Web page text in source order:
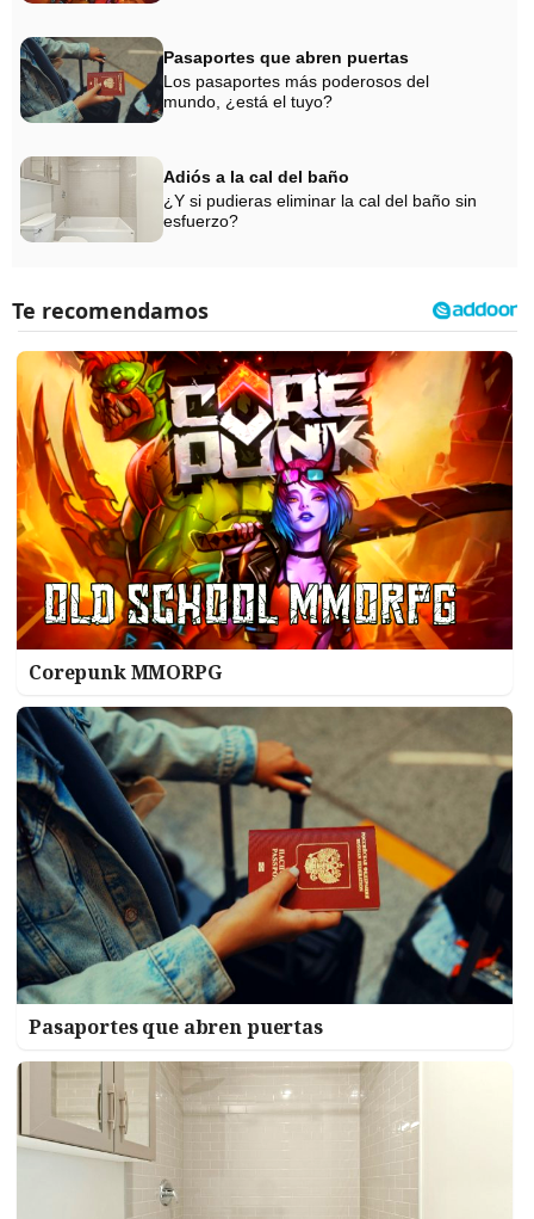
Pasaportes que abren puertas
Los pasaportes más poderosos del
mundo, ¿está el tuyo?
Adiós a la cal del baño
¿Y si pudieras eliminar la cal del baño sin
esfuerzo?
Corepunk MMORPG
Pasaportes que abren puertas